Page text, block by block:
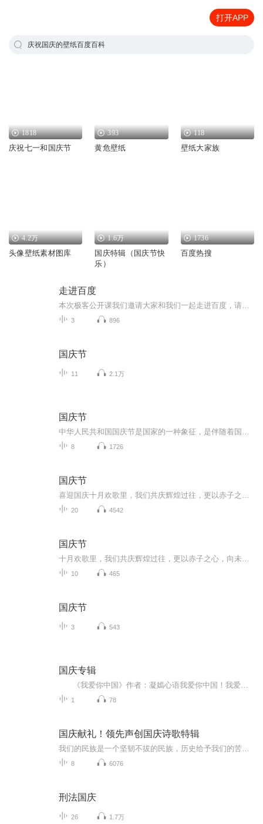
打开APP
庆祝国庆的壁纸百度百科
1818
庆祝七一和国庆节
393
黄危壁纸
118
壁纸大家族
4.2万
头像壁纸素材图库
1.6万
国庆特辑（国庆节快
乐）
1736
百度热搜
走进百度
3 896
国庆节
11 2.1万
国庆节
8 1726
国庆节
20 4542
国庆节
10 465
国庆节
3 543
国庆专辑
1 78
国庆献礼！领先声创国庆诗歌特辑
8 6076
刑法国庆
26 1.7万